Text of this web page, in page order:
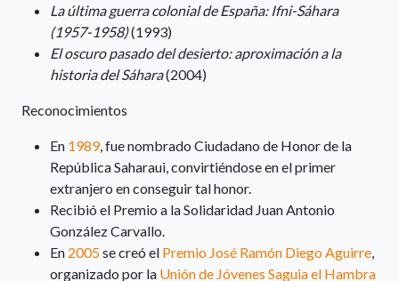
La última guerra colonial de España: Ifni-Sáhara
(1957-1958)(1993)
El oscuro pasado del desierto: aproximación a la
historia del Sáhara(2004)
Reconocimientos
En 1989,fue nombrado Ciudadano de Honor de la
República Saharaui, convirtiéndose en el primer
extranjero en conseguir tal honor.​
Recibió el Premio a la Solidaridad Juan Antonio
González Carvallo.
En 2005se creó el Premio José Ramón Diego Aguirre,
organizado por la Unión de Jóvenes Saguia el Hambra